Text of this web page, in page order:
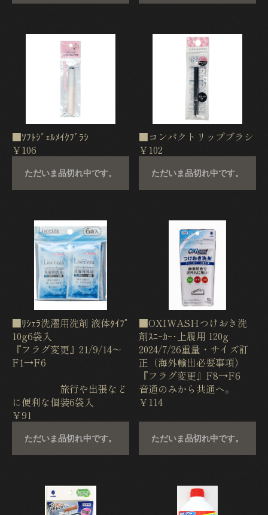
■ｿﾌﾄｼﾞｪﾙﾒｲｸﾌﾞﾗｼ
￥106
ただいま品切れ中です。
■コンパクトリップブラシ
￥102
ただいま品切れ中です。
■ﾘｼｪﾗ洗濯用洗剤 液体ﾀｲﾌﾟ
10g6袋入
『フラグ変更』21/9/14〜
F1→F6
旅行や出張など
に便利な個装6袋入
￥91
ただいま品切れ中です。
■OXIWASHつけおき洗
剤ｽﾆｰｶｰ･上履用 120g
2024/7/26重量・サイズ訂
正（海外輸出必要事項）
『フラグ変更』F8→F6
音通のみから共通へ。
￥114
ただいま品切れ中です。